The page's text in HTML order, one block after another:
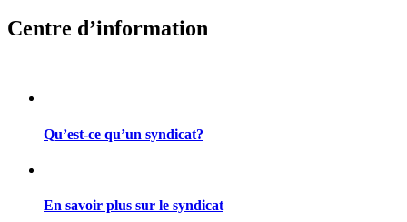
Centre d’information
Qu’est-ce qu’un syndicat?
En savoir plus sur le syndicat